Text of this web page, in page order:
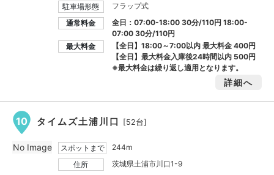
駐車場形態
フラップ式
通常料金
全日：07:00-18:00 30分/110円 18:00-
07:00 30分/110円
最大料金
【全日】18:00～7:00以内 最大料金400円
【全日】最大料金入庫後24時間以内 500円
※最大料金は繰り返し適用となります。
詳細へ
10 タイムズ土浦川口 [52台]
スポットまで
244m
住所
茨城県土浦市川口1-9
No Image